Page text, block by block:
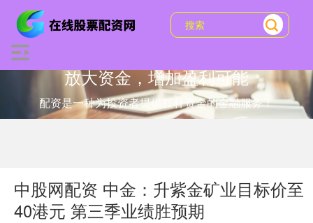
放大资金，增加盈利可能
配资是一种为投资者提供杠杆资金的金融服务！
中股网配资 中金：升紫金矿业目标价至
40港元 第三季业绩胜预期